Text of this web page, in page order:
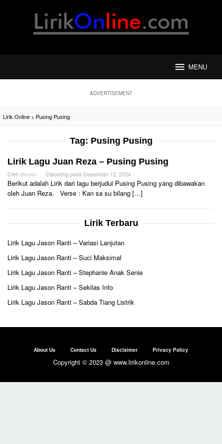
MENU
ADVERTISEMENT
Lirik Online > Pusing Pusing
Tag: Pusing Pusing
Lirik Lagu Juan Reza – Pusing Pusing
Olehelnuno Diposting pada Desember 12, 2024
Berikut adalah Lirik dari lagu berjudul Pusing Pusing yang dibawakan
oleh Juan Reza. Verse : Kan sa su bilang […]
Lirik Terbaru
Lirik Lagu Jason Ranti – Variasi Lanjutan
Lirik Lagu Jason Ranti – Suci Maksimal
Lirik Lagu Jason Ranti – Stephanie Anak Senie
Lirik Lagu Jason Ranti – Sekilas Info
Lirik Lagu Jason Ranti – Sabda Tiang Listrik
About Us Contact Us Disclaimer Privacy Policy
Copyright © 2023 @ www.lirikonline.com